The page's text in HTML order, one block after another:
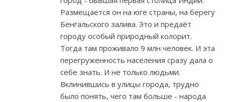
Размещается он на юге страны, на берегу
Бенгальского залива. Это и предаёт
городу особый природный колорит.
Тогда там проживало 9 млн человек. И эта
перегруженность населения сразу дала о
себе знать. И не только людьми.
Вклинившись в улицы города, трудно
было понять, чего там больше - народа